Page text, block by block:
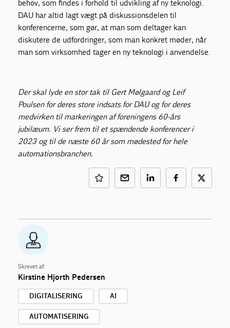
behov, som findes i forhold til udvikling af ny teknologi.
DAU har altid lagt vægt på diskussionsdelen til
konferencerne, som gør, at man som deltager kan
diskutere de udfordringer, som man konkret møder, når
man som virksomhed tager en ny teknologi i anvendelse.
Der skal lyde en stor tak til Gert Mølgaard og Leif
Poulsen for deres store indsats for DAU og for deres
medvirken til markeringen af foreningens 60-års
jubilæum. Vi ser frem til et spændende konferencer i
2023 og til de næste 60 år som mødested for hele
automationsbranchen.
Skrevet af:
Kirstine Hjorth Pedersen
DIGITALISERING AI
AUTOMATISERING